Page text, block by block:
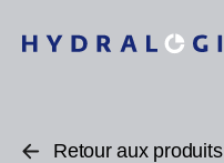
Retour aux produits